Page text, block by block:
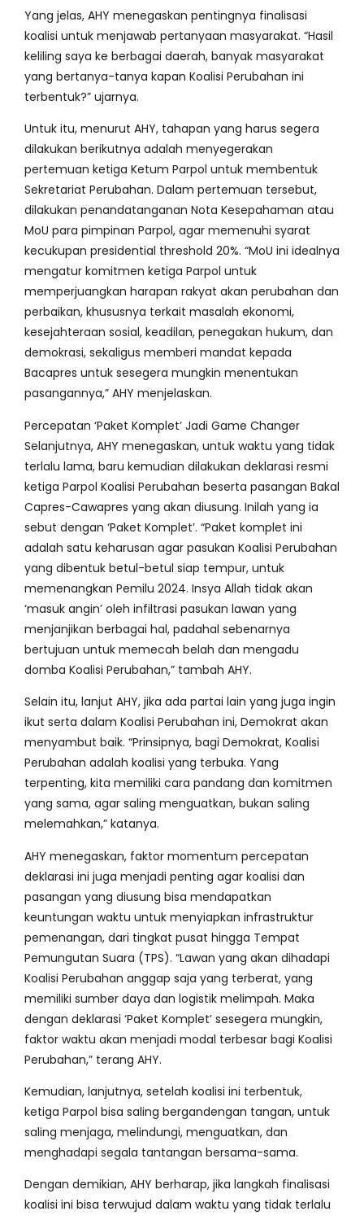
Yang jelas, AHY menegaskan pentingnya finalisasi
koalisi untuk menjawab pertanyaan masyarakat. “Hasil
keliling saya ke berbagai daerah, banyak masyarakat
yang bertanya-tanya kapan Koalisi Perubahan ini
terbentuk?” ujarnya.
Untuk itu, menurut AHY, tahapan yang harus segera
dilakukan berikutnya adalah menyegerakan
pertemuan ketiga Ketum Parpol untuk membentuk
Sekretariat Perubahan. Dalam pertemuan tersebut,
dilakukan penandatanganan Nota Kesepahaman atau
MoU para pimpinan Parpol, agar memenuhi syarat
kecukupan presidential threshold 20%. “MoU ini idealnya
mengatur komitmen ketiga Parpol untuk
memperjuangkan harapan rakyat akan perubahan dan
perbaikan, khususnya terkait masalah ekonomi,
kesejahteraan sosial, keadilan, penegakan hukum, dan
demokrasi, sekaligus memberi mandat kepada
Bacapres untuk sesegera mungkin menentukan
pasangannya,” AHY menjelaskan.
Percepatan ‘Paket Komplet’ Jadi Game Changer
Selanjutnya, AHY menegaskan, untuk waktu yang tidak
terlalu lama, baru kemudian dilakukan deklarasi resmi
ketiga Parpol Koalisi Perubahan beserta pasangan Bakal
Capres-Cawapres yang akan diusung. Inilah yang ia
sebut dengan ‘Paket Komplet’. “Paket komplet ini
adalah satu keharusan agar pasukan Koalisi Perubahan
yang dibentuk betul-betul siap tempur, untuk
memenangkan Pemilu 2024. Insya Allah tidak akan
‘masuk angin’ oleh infiltrasi pasukan lawan yang
menjanjikan berbagai hal, padahal sebenarnya
bertujuan untuk memecah belah dan mengadu
domba Koalisi Perubahan,” tambah AHY.
Selain itu, lanjut AHY, jika ada partai lain yang juga ingin
ikut serta dalam Koalisi Perubahan ini, Demokrat akan
menyambut baik. “Prinsipnya, bagi Demokrat, Koalisi
Perubahan adalah koalisi yang terbuka. Yang
terpenting, kita memiliki cara pandang dan komitmen
yang sama, agar saling menguatkan, bukan saling
melemahkan,” katanya.
AHY menegaskan, faktor momentum percepatan
deklarasi ini juga menjadi penting agar koalisi dan
pasangan yang diusung bisa mendapatkan
keuntungan waktu untuk menyiapkan infrastruktur
pemenangan, dari tingkat pusat hingga Tempat
Pemungutan Suara (TPS). “Lawan yang akan dihadapi
Koalisi Perubahan anggap saja yang terberat, yang
memiliki sumber daya dan logistik melimpah. Maka
dengan deklarasi ‘Paket Komplet’ sesegera mungkin,
faktor waktu akan menjadi modal terbesar bagi Koalisi
Perubahan,” terang AHY.
Kemudian, lanjutnya, setelah koalisi ini terbentuk,
ketiga Parpol bisa saling bergandengan tangan, untuk
saling menjaga, melindungi, menguatkan, dan
menghadapi segala tantangan bersama-sama.
Dengan demikian, AHY berharap, jika langkah finalisasi
koalisi ini bisa terwujud dalam waktu yang tidak terlalu